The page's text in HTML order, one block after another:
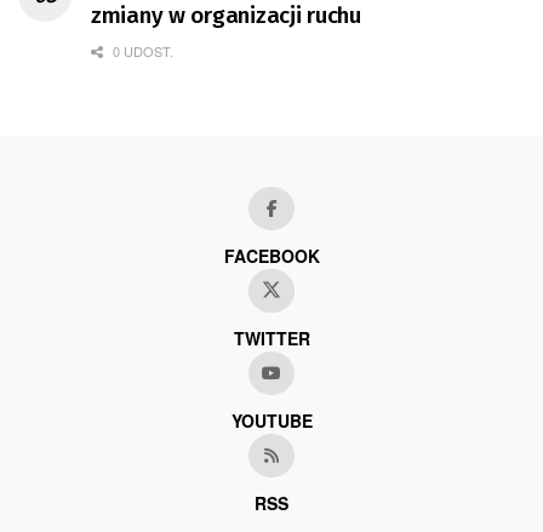
zmiany w organizacji ruchu
0 UDOST.
FACEBOOK
TWITTER
YOUTUBE
RSS